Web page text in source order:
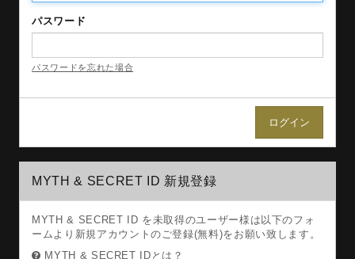
パスワード
パスワードを忘れた場合
MYTH & SECRET ID 新規登録
MYTH & SECRET ID を未取得のユーザー様は以下のフォ
ームより新規アカウントのご登録(無料)をお願い致します。
MYTH & SECRET IDとは？